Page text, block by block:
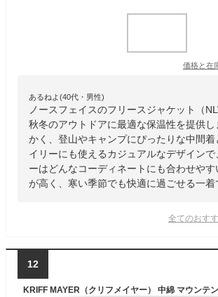
価格と在
あるねよ(40代・男性)
ノースフェイスのフリースジャケット（
秋冬のアウトドアに最適な保温性を提供し
かく、登山やキャンプにぴったりな中間
イリーにも使えるカジュアルなデザインで
ーはどんなコーディネートにも合わせや
が高く、寒い季節でも快適に過ごせる一着
全てのおす
12